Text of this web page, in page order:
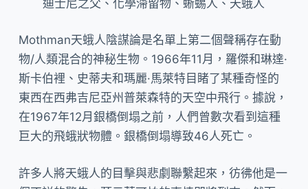
Mothman天蛾人陰謀論是名單上第二個聲稱存在動
物/人類混合的神秘生物。1966年11月，羅傑和琳達·
斯卡伯裡、史蒂夫和瑪麗·馬萊特目睹了某種奇怪的
東西在西弗吉尼亞州普萊森特的天空中飛行。據說，
在1967年12月銀橋倒塌之前，人們曾數次看到這種
巨大的飛蛾狀物體。銀橋倒塌導致46人死亡。
許多人將天蛾人的目擊與悲劇聯繫起來，彷彿他是一